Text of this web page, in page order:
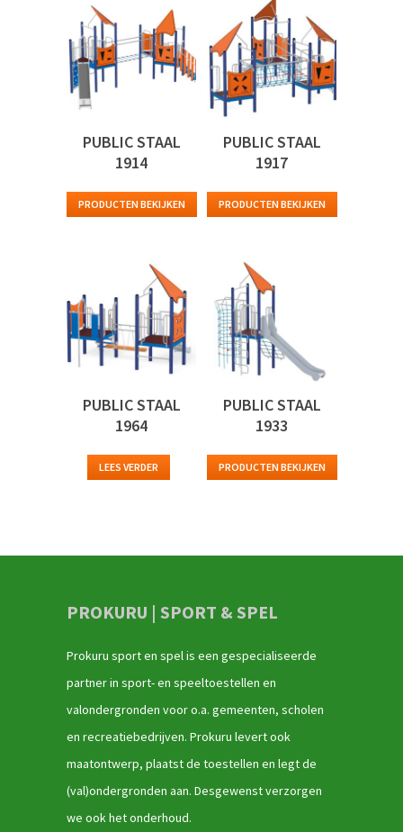
PUBLIC STAAL
1914
PRODUCTEN BEKIJKEN
PUBLIC STAAL
1917
PRODUCTEN BEKIJKEN
PUBLIC STAAL
1964
LEES VERDER
PUBLIC STAAL
1933
PRODUCTEN BEKIJKEN
PROKURU | SPORT & SPEL
Prokuru sport en spel is een gespecialiseerde
partner in sport- en speeltoestellen en
valondergronden voor o.a. gemeenten, scholen
en recreatiebedrijven. Prokuru levert ook
maatontwerp, plaatst de toestellen en legt de
(val)ondergronden aan. Desgewenst verzorgen
we ook het onderhoud.